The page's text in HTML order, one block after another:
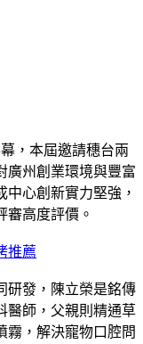
，本屆邀請穗台兩
廣州創業環境與豐富
心創新實力堅強，
審高度評價。
推薦
研發，陳立榮是銘傳
醫師，父親則精通草
霧，解決寵物口腔問